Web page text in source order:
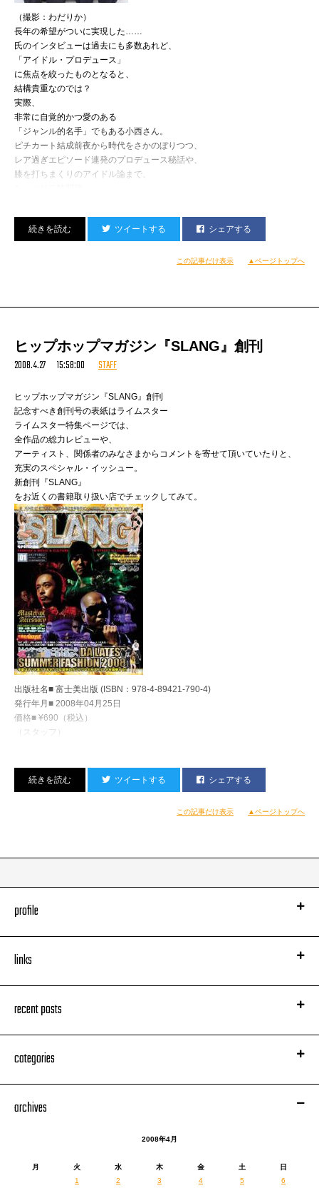
の販売も決定！
TIME TABLE（予定）
23:00~23:30 DJ ミッツィー申し訳
23:30~0:00 DJ 宇多丸申し訳Jr.
0:00~1:00 DJ ギュウゾウ申し訳Jr.
1:00~1:30 DJ ミッツィー申し訳
3:20~4:20 DJ 宇多丸申し訳Jr.
つまり今回は、
すべて純『申し訳』スタイル。
小西さんも自身のクラシック連発か？
いずれにせよ、
全国でもなかなか無いはず。
お近くの方はぜひ！
そんでもって今夜は、
満を持してこちら
http://www.tbsradio.jp/life/
にお邪魔してきます。
ウェブ中継もやるみたいなので、
皆さん聴いてねっ。
ちゃんとした（もしくは超下劣な）話できるかな……
しまおさん出演の『RANKING TO GET ILL』
https://starplayers.jp/rhymester-blog/2008/04/21/
でも観て、気合い入れんべ。
（宇多丸）
（撮影：わだりか）
長年の希望がついに実現した……
氏のインタビューは過去にも多数あれど、
「アイドル・プロデュース」
に焦点を絞ったものとなると、
結構貴重なのでは？
実際、
非常に自覚的かつ愛のある
「ジャンル的名手」でもある小西さん。
ピチカート結成前夜から時代をさかのぼりつつ、
レア過ぎエピソード連発のプロデュース秘話や、
膝を打ちまくりのアイドル論まで、
この様子はもちろん、
7月3日発売予定の
ツイートする シェアする
この記事だけ表示 ▲ページトップへ
ヒップホップマガジン『SLANG』創刊
2008.4.27 15:58:00 STAFF
ヒップホップマガジン『SLANG』創刊
記念すべき創刊号の表紙はライムスター
ライムスター特集ページでは、
全作品の総力レビューや、
アーティスト、関係者のみなさまからコメントを寄せて頂いていたりと、
充実のスペシャル・イッシュー。
新創刊『SLANG』
をお近くの書籍取り扱い店でチェックしてみて。
出版社名■ 富士美出版 (ISBN：978-4-89421-790-4)
発行年月■ 2008年04月25日
価格■ ¥690（税込）
（スタッフ）
ツイートする シェアする
この記事だけ表示 ▲ページトップへ
profile
links
recent posts
categories
archives
2008年4月
月 火 水 木 金 土
日
1
2 3 4 5 6